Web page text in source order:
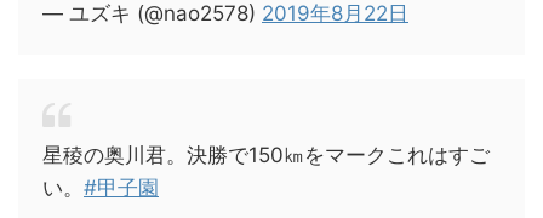
— ユズキ (@nao2578) 2019年8月22日
星稜の奥川君。決勝で150㎞をマークこれはすご
い。 #甲子園